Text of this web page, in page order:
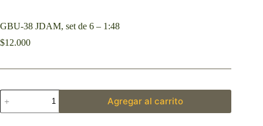
GBU-38 JDAM, set de 6 – 1:48
$12.000
Agregar al carrito